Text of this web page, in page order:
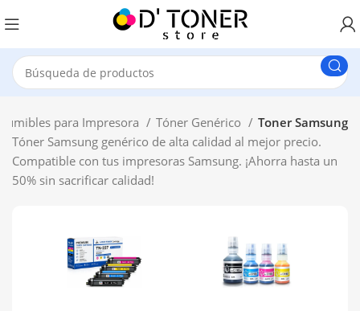
para Impresora Tóner Genérico
Toner Samsung
Tóner Samsung genérico de alta calidad al mejor precio.
Compatible con tus impresoras Samsung. ¡Ahorra hasta un
50% sin sacrificar calidad!